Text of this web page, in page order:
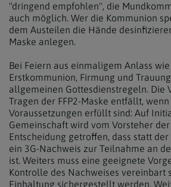
"dringend empfohlen", die
auch möglich. Wer die Kommunion
dem Austeilen die Hände
Maske anlegen.
Bei Feiern aus einmaligem Anlass wie
Erstkommunion, Firmung und
allgemeinen Gottesdienstregeln. Die
Tragen der FFP2-Maske entfällt,
Voraussetzungen erfüllt sind: Auf
Gemeinschaft wird vom Vorsteher
Entscheidung getroffen, dass statt
ein 3G-Nachweis zur Teilnahme an
ist. Weiters muss eine geeignete
Kontrolle des Nachweises vereinbart
Einhaltung sichergestellt werden.